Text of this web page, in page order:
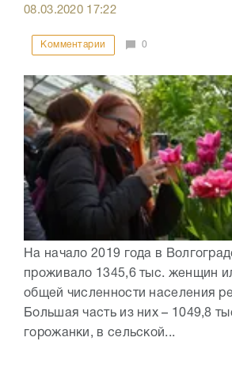
08.03.2020 17:22
Комментарии 0
На начало 2019 года в
проживало 1345,6 тыс. женщин
общей численности населения
Большая часть из них – 1049,8
горожанки, в сельской...